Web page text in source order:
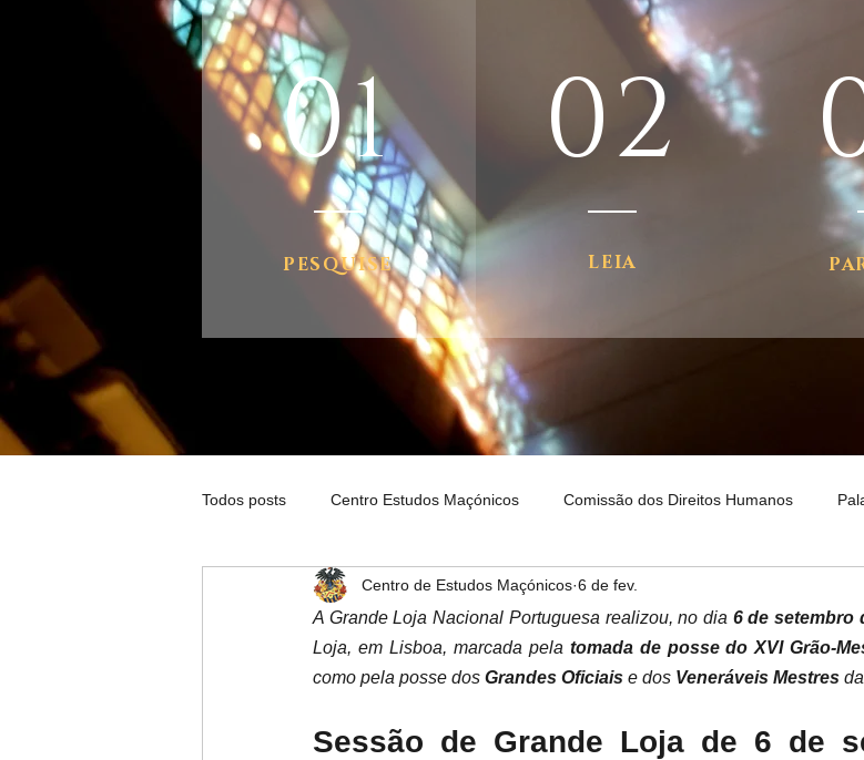
01
PESQUISE
02
LEIA
Todos posts Centro Estudos Maçónicos Comissão dos Direitos Humanos
Notícias Maçónicas Palavra do XVI Grão-Mestre
Centro de Estudos Maçónicos 6 de fev.
A Grande Loja Nacional Portuguesa realizou, no dia 6 de setembro
Loja, em Lisboa, marcada pela tomada de posse do XVI Grão-
como pela posse dos Grandes Oficiais e dos Veneráveis Mestres
Sessão de Grande Loja de 6 de